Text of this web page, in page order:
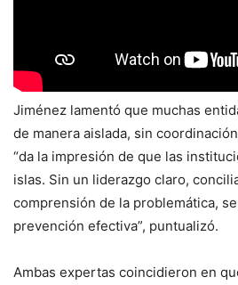
Jiménez lamentó que muchas
de manera aislada, sin
“da la impresión de que las
islas. Sin un liderazgo claro,
comprensión de la problemática,
prevención efectiva”, puntualizó.
Ambas expertas coincidieron en